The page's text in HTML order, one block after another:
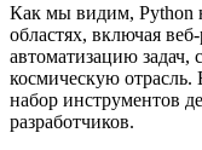
Как мы видим, Python
областях, включая
автоматизацию задач,
космическую отрасль.
набор инструментов
разработчиков.